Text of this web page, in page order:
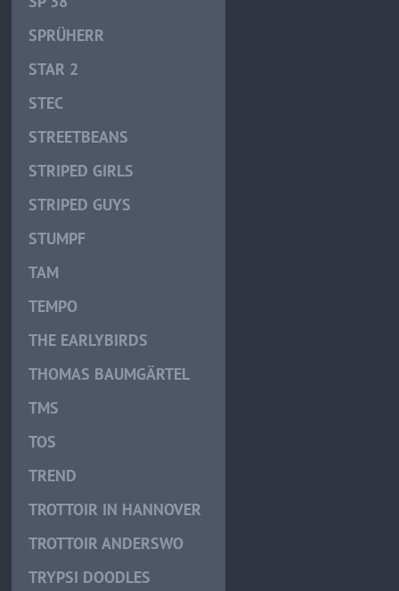
SPRÜHERR
STAR 2
STEC
STREETBEANS
STRIPED GIRLS
STRIPED GUYS
STUMPF
TAM
TEMPO
THE EARLYBIRDS
THOMAS BAUMGÄRTEL
TMS
TOS
TREND
TROTTOIR IN HANNOVER
TROTTOIR ANDERSWO
TRYPSI DOODLES